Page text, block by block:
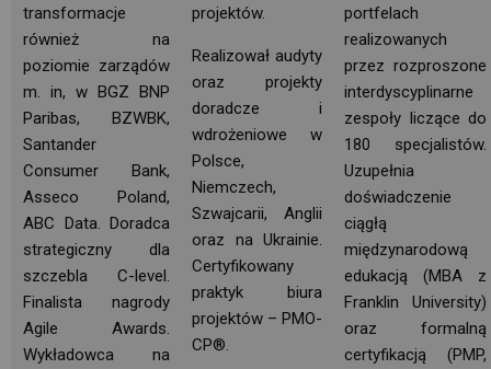
transformacje
również na
poziomie zarządów
m. in, w BGZ BNP
Paribas, BZWBK,
Santander
Consumer Bank,
Asseco Poland,
ABC Data. Doradca
strategiczny dla
szczebla C-level.
Finalista nagrody
Agile Awards.
Wykładowca na
projektów.
Realizował audyty
oraz projekty
doradcze i
wdrożeniowe w
Polsce,
Niemczech,
Szwajcarii, Anglii
oraz na Ukrainie.
Certyfikowany
praktyk biura
projektów – PMO-
CP®.
portfelach
realizowanych
przez rozproszone
interdyscyplinarne
zespoły liczące do
180 specjalistów.
Uzupełnia
doświadczenie
ciągłą
międzynarodową
edukacją (MBA z
Franklin University)
oraz formalną
certyfikacją (PMP,